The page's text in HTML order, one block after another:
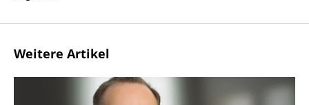
Weitere Artikel